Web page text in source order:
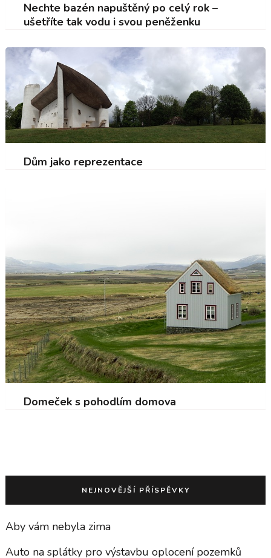
Nechte bazén napuštěný po celý rok –
ušetříte tak vodu i svou peněženku
Dům jako reprezentace
Domeček s pohodlím domova
NEJNOVĚJŠÍ PŘÍSPĚVKY
Aby vám nebyla zima
Auto na splátky pro výstavbu oplocení pozemků